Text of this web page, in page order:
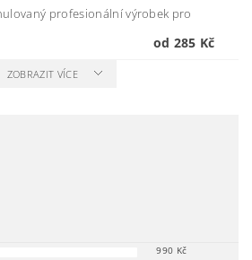
profesionální výrobek pro
od 285 Kč
ZOBRAZIT VÍCE
990 Kč